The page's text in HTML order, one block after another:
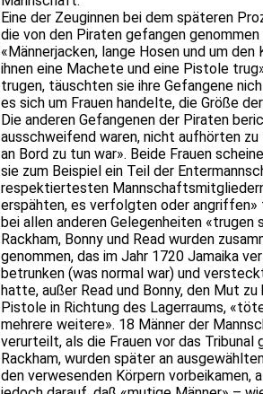
Eine der Zeuginnen bei dem späteren
die von den Piraten gefangen
«Männerjacken, lange Hosen und um
ihnen eine Machete und eine Pistole
trugen, täuschten sie ihre Gefangene
es sich um Frauen handelte, die Größe
Die anderen Gefangenen der Piraten
ausschweifend waren, nicht aufhörten
an Bord zu tun war». Beide Frauen
sie zum Beispiel ein Teil der
respektiertesten
erspähten, es verfolgten oder angriffen»
bei allen anderen Gelegenheiten «trugen
Rackham, Bonny und Read wurden
genommen, das im Jahr 1720 Jamaika
betrunken (was normal war) und
hatte, außer Read und Bonny, den Mut
Pistole in Richtung des Lagerraums,
mehrere weitere». 18 Männer der
verurteilt, als die Frauen vor das Tribunal
Rackham, wurden später an
den verwesenden Körpern vorbeikamen,